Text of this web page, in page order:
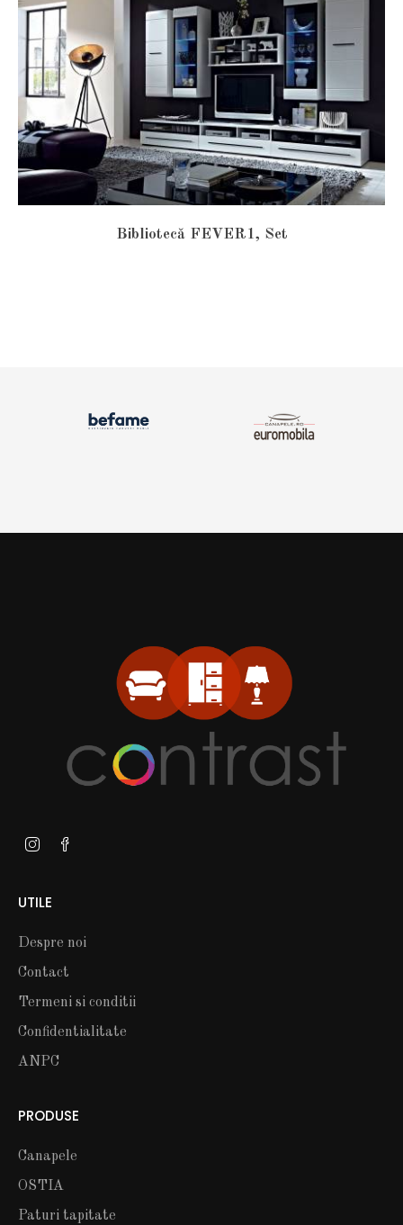
Bibliotecă FEVER1, Set
UTILE
Despre noi
Contact
Termeni si conditii
Confidentialitate
ANPC
PRODUSE
Canapele
OSTIA
Paturi tapitate